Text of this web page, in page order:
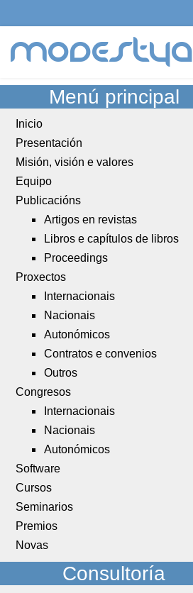
modestya
Menú principal
Inicio
Presentación
Misión, visión e valores
Equipo
Publicacións
Artigos en revistas
Libros e capítulos de libros
Proceedings
Proxectos
Internacionais
Nacionais
Autonómicos
Contratos e convenios
Outros
Congresos
Internacionais
Nacionais
Autonómicos
Software
Cursos
Seminarios
Premios
Novas
Consultoría